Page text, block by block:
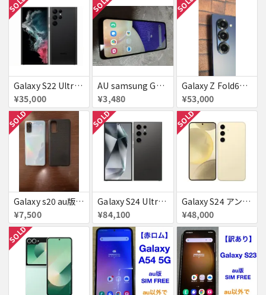
Galaxy S22 Ultra SCG14 ファントムブラック au 送料無料
¥35,000
AU samsung GALAXY a32 5g 64GB ▲
¥3,480
Galaxy Z Fold6（au版 / SCG28）※ネットワーク利用制限☓・SIMロック解除
¥53,000
SOLD
Galaxy s20 au版 赤ロム ケース付き
¥7,500
SOLD
Galaxy S24 Ultra SCG26 256GB au チタニウムブラック 送料無料
¥84,100
SOLD
Galaxy S24 アンバー イエロー 256GB 送料無料
¥48,000
SOLD